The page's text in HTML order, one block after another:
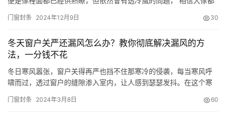
進入，這是為啥？ 特別是正在租房子或者居住老房子的傢庭，都會
害，比如，時間長瞭會有受風、生病等，尤其是傢裡面有孩子的傢
庭，可…
门窗封条 2024年12月9日 30
冬天窗户关严还漏风怎么办？教你彻底解决漏风的方
法，一分钱不花
冬日寒风嚣张，窗户关得再严也挡不住那寒冷的侵袭，每当寒风呼
啸而过，透过窗户的缝隙渗入室内，让人感到瑟瑟发抖。在这个寒
带、窗帘等简单方法，但往往效果不佳。那么，究竟有没有一种既
门窗封条 2024年3月8日 60